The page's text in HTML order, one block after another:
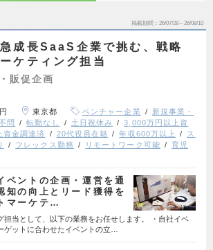
掲載期間 26/07/28～26/08/10
急成長SaaS企業で挑む、戦略
ケティング担当
販促企画
東京都 ベンチャー企業
新規事業・
問 転勤なし 土日祝休み
3,000万円以上資
資金調達済 20代役員在籍 年収600万以上
ス
フレックス勤務 リモートワーク可能
育児
ベントの企画・運営を通
知の向上とリード獲得を
マーケテ…
担当として、以下の業務をお任せします。 ・自社イベ
ゲットに合わせたイベントの立…